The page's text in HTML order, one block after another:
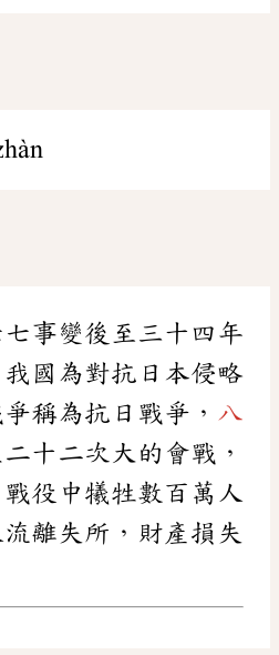
事變後至三十四年
國為對抗日本侵略
稱為抗日戰爭， 八
十二次大的會戰，
役中犧牲數百萬人
離失所，財產損失